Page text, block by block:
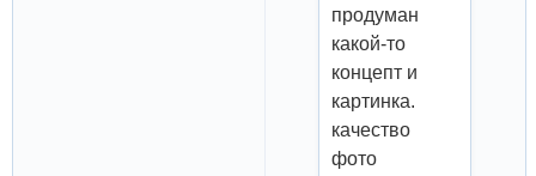
продуман
какой-то
концепт и
картинка.
качество
фото